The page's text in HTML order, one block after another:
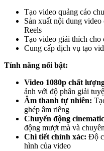
Tạo video quảng cáo
Sản xuất nội dung
Reels
Tạo video giải thích cho
Cung cấp dịch vụ tạo
Tính năng nổi bật:
Video 1080p chất
ảnh với độ phân giải
Âm thanh tự nhiên:
ghép âm riêng
Chuyển động
động mượt mà và
Chi tiết chính xác: Độ
hình của video